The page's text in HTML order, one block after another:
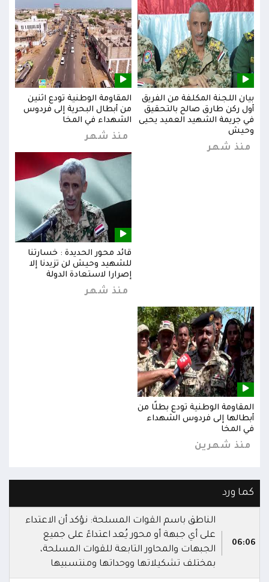
بيان اللجنة المكلفة من الفريق
أول ركن طارق صالح بالتحقيق
في جريمة الشهيد العميد يحيى
وحيش
منذ شهر
المقاومة الوطنية تودع اثنين
من أبطال البحرية إلى فردوس
الشهداء في المخا
منذ شهر
قائد محور الحديدة : خسارتنا
للشهيد وحيش لن تزيدنا إلا
إصرارا لاستعادة الدولة
منذ شهر
المقاومة الوطنية تودع بطلًا من
أبطالها إلى فردوس الشهداء
في المخا
منذ شهرين
كما ورد
06:06
الناطق باسم القوات المسلحة: نؤكد أن الاعتداء
على أي جبهة أو محور يُعد اعتداءً على جميع
الجبهات والمحاور التابعة للقوات المسلحة،
بمختلف تشكيلاتها ووحداتها ومنتسبيها